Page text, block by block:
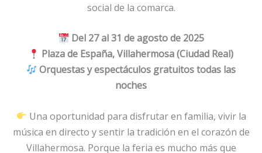
social de la comarca.
Del 27 al 31 de agosto de 2025
Plaza de España, Villahermosa (Ciudad Real)
Orquestas y espectáculos gratuitos todas las
noches
Una oportunidad para disfrutar en familia, vivir la
música en directo y sentir la tradición en el corazón de
Villahermosa. Porque la feria es mucho más que